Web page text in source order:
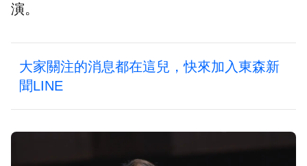
演。
大家關注的消息都在這兒，快來加入東森新
聞LINE